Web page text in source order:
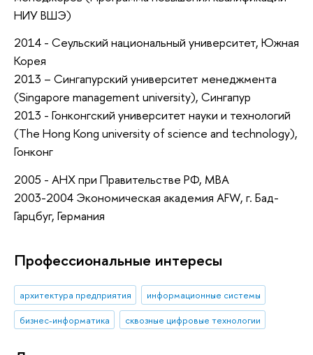
НИУ ВШЭ)
2014 - Сеульский национальный университет, Южная
Корея
2013 – Сингапурский университет менеджмента
(Singapore management university), Сингапур
2013 - Гонконгский университет науки и технологий
(The Hong Kong university of science and technology),
Гонконг
2005 - АНХ при Правительстве РФ, МВА
2003-2004 Экономическая академия AFW, г. Бад-
Гарцбуг, Германия
Профессиональные интересы
архитектура предприятия
информационные системы
бизнес-информатика
сквозные цифровые технологии